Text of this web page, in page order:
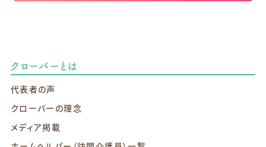
クローバーとは
代表者の声
クローバーの理念
メディア掲載